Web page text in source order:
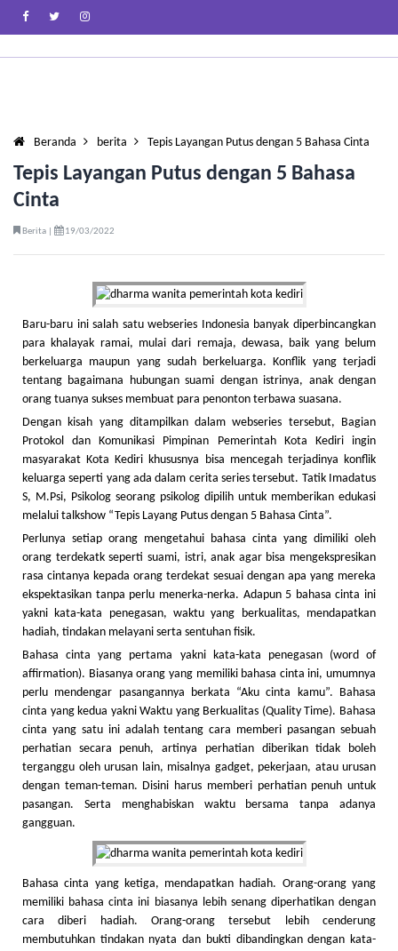
Beranda berita Tepis Layangan Putus dengan 5 Bahasa Cinta
Tepis Layangan Putus dengan 5 Bahasa
Cinta
Berita | 19/03/2022
Baru-baru ini salah satu webseries Indonesia banyak diperbincangkan
para khalayak ramai, mulai dari remaja, dewasa, baik yang belum
berkeluarga maupun yang sudah berkeluarga. Konflik yang terjadi
tentang bagaimana hubungan suami dengan istrinya, anak dengan
orang tuanya sukses membuat para penonton terbawa suasana.
Dengan kisah yang ditampilkan dalam webseries tersebut, Bagian
Protokol dan Komunikasi Pimpinan Pemerintah Kota Kediri ingin
masyarakat Kota Kediri khususnya bisa mencegah terjadinya konflik
keluarga seperti yang ada dalam cerita series tersebut. Tatik Imadatus
S, M.Psi, Psikolog seorang psikolog dipilih untuk memberikan edukasi
melalui talkshow “Tepis Layang Putus dengan 5 Bahasa Cinta”.
Perlunya setiap orang mengetahui bahasa cinta yang dimiliki oleh
orang terdekatk seperti suami, istri, anak agar bisa mengekspresikan
rasa cintanya kepada orang terdekat sesuai dengan apa yang mereka
ekspektasikan tanpa perlu menerka-nerka. Adapun 5 bahasa cinta ini
yakni kata-kata penegasan, waktu yang berkualitas, mendapatkan
hadiah, tindakan melayani serta sentuhan fisik.
Bahasa cinta yang pertama yakni kata-kata penegasan (word of
affirmation). Biasanya orang yang memiliki bahasa cinta ini, umumnya
perlu mendengar pasangannya berkata “Aku cinta kamu”. Bahasa
cinta yang kedua yakni Waktu yang Berkualitas (Quality Time). Bahasa
cinta yang satu ini adalah tentang cara memberi pasangan sebuah
perhatian secara penuh, artinya perhatian diberikan tidak boleh
terganggu oleh urusan lain, misalnya gadget, pekerjaan, atau urusan
dengan teman-teman. Disini harus memberi perhatian penuh untuk
pasangan. Serta menghabiskan waktu bersama tanpa adanya
gangguan.
Bahasa cinta yang ketiga, mendapatkan hadiah. Orang-orang yang
memiliki bahasa cinta ini biasanya lebih senang diperhatikan dengan
cara diberi hadiah. Orang-orang tersebut lebih cenderung
membutuhkan tindakan nyata dan bukti dibandingkan dengan kata-